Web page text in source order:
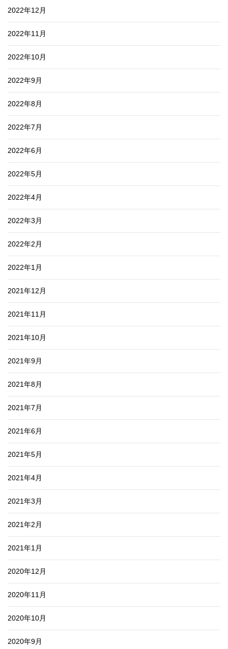
2022年12月
2022年11月
2022年10月
2022年9月
2022年8月
2022年7月
2022年6月
2022年5月
2022年4月
2022年3月
2022年2月
2022年1月
2021年12月
2021年11月
2021年10月
2021年9月
2021年8月
2021年7月
2021年6月
2021年5月
2021年4月
2021年3月
2021年2月
2021年1月
2020年12月
2020年11月
2020年10月
2020年9月